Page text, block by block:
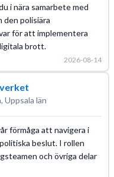
i nära samarbete med
den polisiära
för att implementera
brott.
2026-08-14
Uppsala län
förmåga att navigera i
beslut. I rollen
och övriga delar